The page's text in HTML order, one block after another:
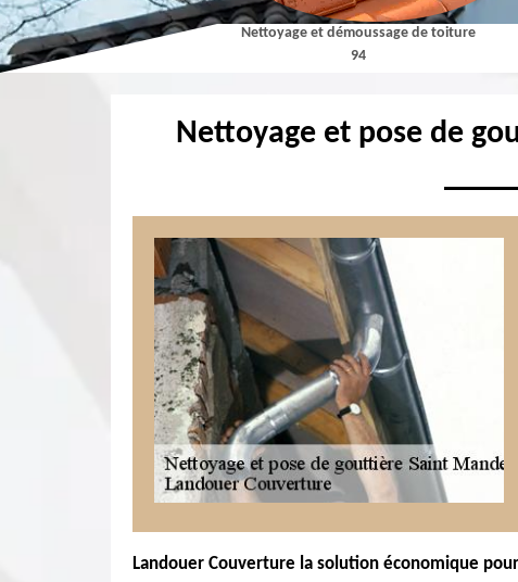
Couvreur 94
Nettoyage et démoussage de toiture
94
Nettoyage et pose de
Landouer Couverture la solution économique